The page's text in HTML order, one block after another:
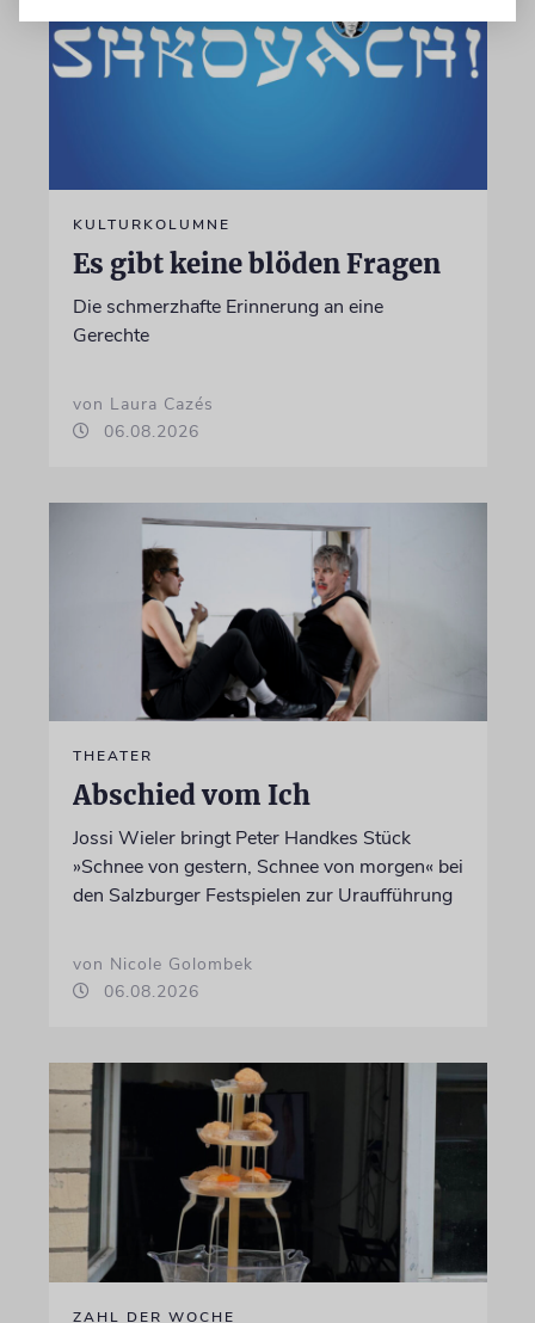
KULTURKOLUMNE
Es gibt keine blöden Fragen
Die schmerzhafte Erinnerung an eine
Gerechte
von Laura Cazés
06.08.2026
THEATER
Abschied vom Ich
Jossi Wieler bringt Peter Handkes Stück
»Schnee von gestern, Schnee von morgen« bei
den Salzburger Festspielen zur Uraufführung
von Nicole Golombek
06.08.2026
ZAHL DER WOCHE